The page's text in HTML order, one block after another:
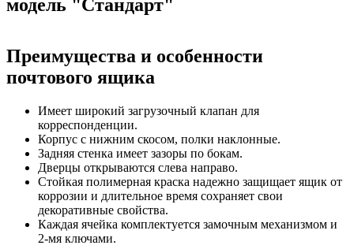
модель "Стандарт"
Преимущества и особенности
почтового ящика
Имеет широкий загрузочный клапан для
корреспонденции.
Корпус с нижним скосом, полки наклонные.
Задняя стенка имеет зазоры по бокам.
Дверцы открываются слева направо.
Стойкая полимерная краска надежно защищает ящик от
коррозии и длительное время сохраняет свои
декоративные свойства.
Каждая ячейка комплектуется замочным механизмом и
2-мя ключами.